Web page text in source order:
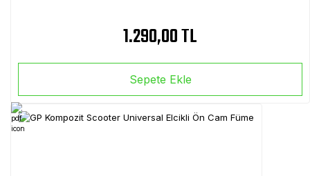
1.290,00 TL
Sepete Ekle